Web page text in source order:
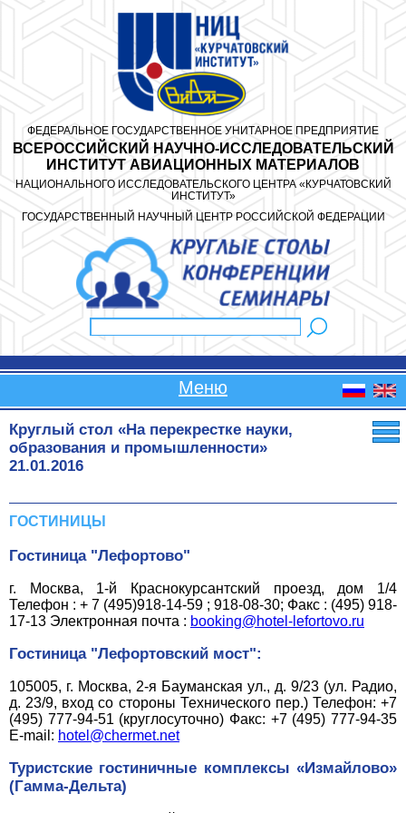
ФЕДЕРАЛЬНОЕ ГОСУДАРСТВЕННОЕ УНИТАРНОЕ ПРЕДПРИЯТИЕ
ВСЕРОССИЙСКИЙ НАУЧНО-ИССЛЕДОВАТЕЛЬСКИЙ
ИНСТИТУТ АВИАЦИОННЫХ МАТЕРИАЛОВ
НАЦИОНАЛЬНОГО ИССЛЕДОВАТЕЛЬСКОГО ЦЕНТРА «КУРЧАТОВСКИЙ
ИНСТИТУТ»
ГОСУДАРСТВЕННЫЙ НАУЧНЫЙ ЦЕНТР РОССИЙСКОЙ ФЕДЕРАЦИИ
Форма поиска
Меню
Круглый стол «На перекрестке науки,
образования и промышленности»
21.01.2016
ГОСТИНИЦЫ
Гостиница "Лефортово"
г. Москва, 1-й Краснокурсантский проезд, дом 1/4
Телефон : + 7 (495)918-14-59 ; 918-08-30; Факс : (495) 918-
17-13 Электронная почта : booking@hotel-lefortovo.ru
Гостиница "Лефортовский мост":
105005, г. Москва, 2-я Бауманская ул., д. 9/23 (ул. Радио,
д. 23/9, вход со стороны Технического пер.) Телефон: +7
(495) 777-94-51 (круглосуточно) Факс: +7 (495) 777-94-35
E-mail: hotel@chermet.net
Туристские гостиничные комплексы «Измайлово»
(Гамма-Дельта)